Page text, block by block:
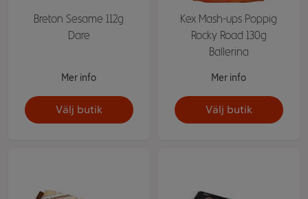
Breton Sesame 112g
Dare
Mer info
Välj butik
Kex Mash-ups Poppig
Rocky Road 130g
Ballerina
Mer info
Välj butik